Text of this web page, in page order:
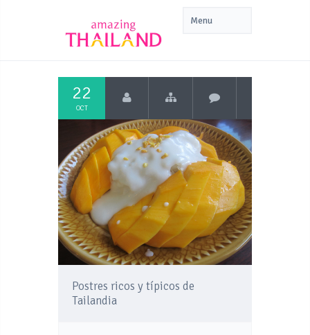
22
OCT
Postres ricos y típicos de
Tailandia